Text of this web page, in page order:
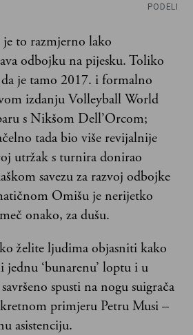
PODELI
to razmjerno lako
odbojku na pijesku. Toliko
je tamo 2017. i formalno
izdanju Volleyball World
s Nikšom Dell’Orcom;
tada bio više revijalnije
utržak s turnira donirao
savezu za razvoj odbojke
Omišu je nerijetko
onako, za dušu.
želite ljudima objasniti kako
‘bunarenu’ loptu i u
spusti na nogu suigrača
primjeru Petru Musi –
asistenciju.